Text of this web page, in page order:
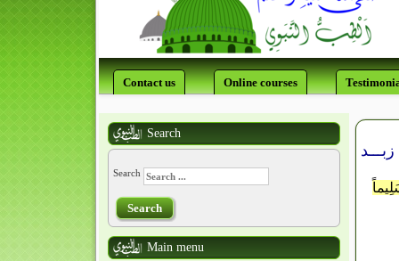
Contact us Online courses
Search
Search
Search
Main menu